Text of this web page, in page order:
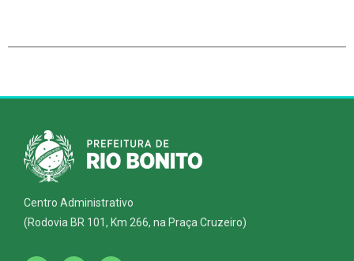
Centro Administrativo
(Rodovia BR 101, Km 266, na Praça Cruzeiro)